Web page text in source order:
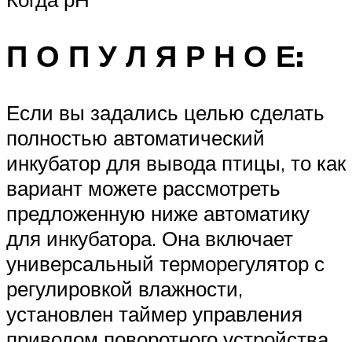
П О П У Л Я Р Н О Е:
Если вы задались целью сделать
полностью автоматический
инкубатор для вывода птицы, то как
вариант можете рассмотреть
предложенную ниже автоматику
для инкубатора. Она включает
универсальный терморегулятор с
регулировкой влажности,
установлен таймер управления